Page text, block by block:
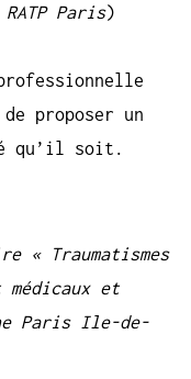
Paris)
proposer un
qu’il soit.
« Traumatismes
et
Paris Ile-de-